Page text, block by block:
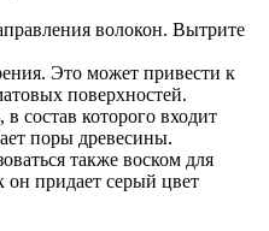
волокон. Вытрите
Это может привести к
поверхностей.
состав которого входит
поры древесины.
также воском для
он придает серый цвет